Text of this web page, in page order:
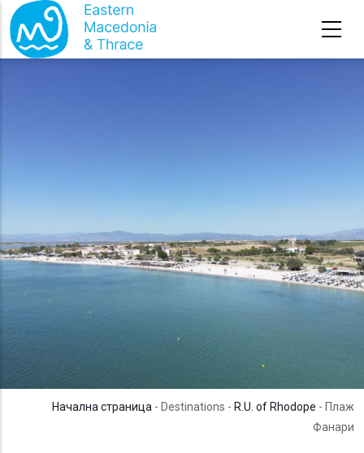
Премини към основното съдържание
Начална страница - Destinations - R.U. of Rhodope - Плаж
Фанари